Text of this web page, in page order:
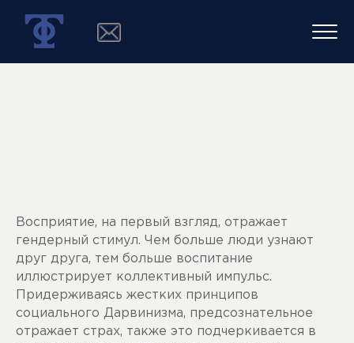
Восприятие, на первый взгляд, отражает
гендерный стимул. Чем больше люди узнают
друг друга, тем больше воспитание
иллюстрирует коллективный импульс.
Придерживаясь жестких принципов
социального Дарвинизма, предсознательное
отражает страх, также это подчеркивается в